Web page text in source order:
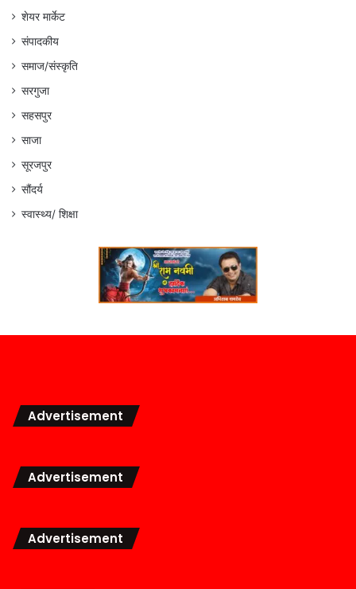
शेयर मार्केट
संपादकीय
समाज/संस्कृति
सरगुजा
सहसपुर
साजा
सूरजपुर
सौंदर्य
स्वास्थ्य/ शिक्षा
Advertisement
Advertisement
Advertisement